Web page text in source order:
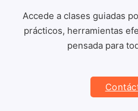
Accede a clases guiadas
prácticos, herramientas
pensada para